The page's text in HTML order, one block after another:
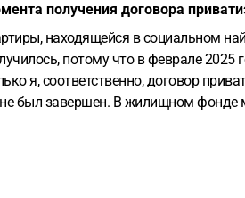
получения договора
находящейся в социальном
потому что в феврале
я, соответственно, договор
мне ответили, что квартира уже приватизирована и
учитывая, что прошло уже 11 лет